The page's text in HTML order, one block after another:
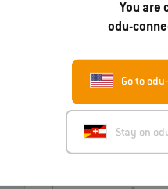
You are
odu-
Go to
Stay on
Sie haben Fragen
Nehmen Sie